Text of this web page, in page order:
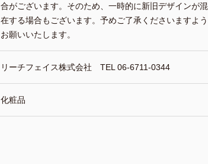
合がございます。そのため、一時的に新旧デザインが混
在する場合もございます。予めご了承くださいますよう
お願いいたします。
リーチフェイス株式会社 TEL 06-6711-0344
化粧品